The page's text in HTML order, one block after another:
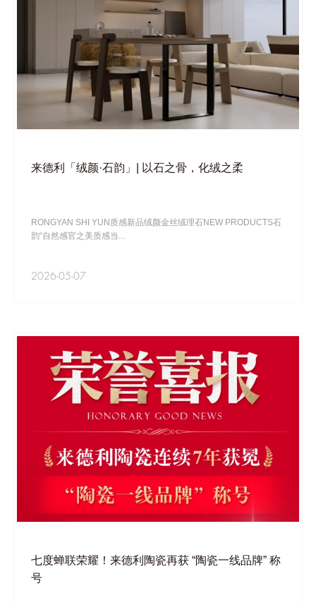
来德利「绒颜·石韵」| 以石之骨，化绒之柔
RONGYAN SHI YUN质感新品绒颜金丝绒理石NEW PRODUCTS石
韵“自然感官之美质感当...
2026-05-07
七度蝉联荣耀！来德利陶瓷再获 “陶瓷一线品牌” 称
号